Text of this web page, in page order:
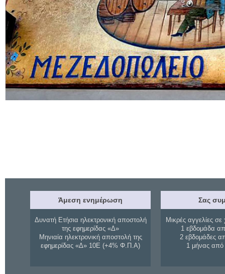
Άμεση ενημέρωση
Δυνατή Ετήσια ηλεκτρονική αποστολή
της εφημερίδας «Δ»
Μηνιαία ηλεκτρονική αποστολή της
εφημερίδας «Δ» 10Ε (+4% Φ.Π.Α)
Σας
Μικρές αγγελίες σε
1 εβδομάδα
2 εβδομάδες
1 μήνας